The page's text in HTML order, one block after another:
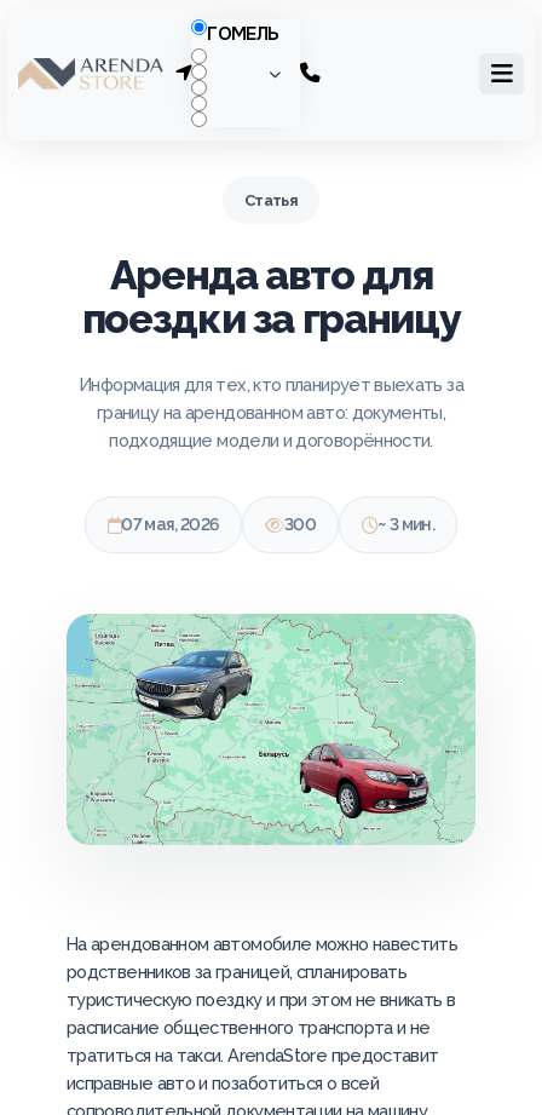
ГОМЕЛЬ
Статья
Аренда авто для
поездки за границу
Информация для тех, кто планирует выехать за
границу на арендованном авто: документы,
подходящие модели и договорённости.
07 мая, 2026 300 ~ 3 мин.
На арендованном автомобиле можно навестить
родственников за границей, спланировать
туристическую поездку и при этом не вникать в
расписание общественного транспорта и не
тратиться на такси. ArendaStore предоставит
исправные авто и позаботиться о всей
сопроводительной документации на машину,